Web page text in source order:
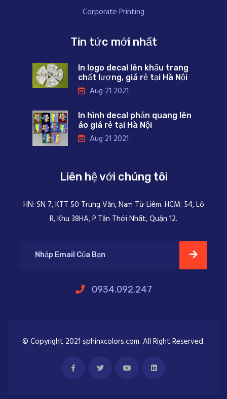
Corporate Printing
Tin tức mới nhất
In logo decal lên khẩu trang
chất lượng, giá rẻ tại Hà Nội
Aug 21 2021
In hình decal phản quang lên
áo giá rẻ tại Hà Nội
Aug 21 2021
Liên hệ với chúng tôi
HN: SN 7, KTT 50 Trung Văn, Nam Từ Liêm. HCM: 54, Lô
R, Khu 38HA, P.Tân Thới Nhất, Quận 12.
0934.092.247
© Copyright 2021 sphinxcolors.com. All Right Reserved.